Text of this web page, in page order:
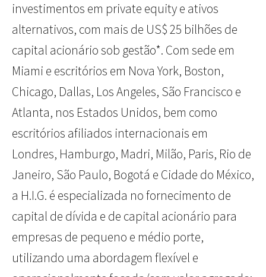
investimentos em private equity e ativos
alternativos, com mais de US$ 25 bilhões de
capital acionário sob gestão*. Com sede em
Miami e escritórios em Nova York, Boston,
Chicago, Dallas, Los Angeles, São Francisco e
Atlanta, nos Estados Unidos, bem como
escritórios afiliados internacionais em
Londres, Hamburgo, Madri, Milão, Paris, Rio de
Janeiro, São Paulo, Bogotá e Cidade do México,
a H.I.G. é especializada no fornecimento de
capital de dívida e de capital acionário para
empresas de pequeno e médio porte,
utilizando uma abordagem flexível e